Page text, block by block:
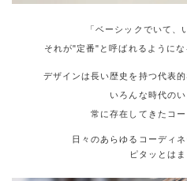
「ベーシックでいて、
それが"定番"と呼ばれるように
デザインは長い歴史を持つ代表
いろんな時代の
常に存在してきたコ
日々のあらゆるコーディ
ピタッとはま